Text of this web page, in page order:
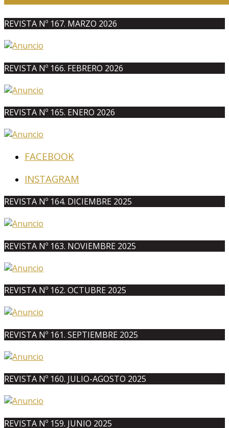
REVISTA Nº 167. MARZO 2026
REVISTA Nº 166. FEBRERO 2026
REVISTA Nº 165. ENERO 2026
FACEBOOK
INSTAGRAM
REVISTA Nº 164. DICIEMBRE 2025
REVISTA Nº 163. NOVIEMBRE 2025
REVISTA Nº 162. OCTUBRE 2025
REVISTA Nº 161. SEPTIEMBRE 2025
REVISTA Nº 160. JULIO-AGOSTO 2025
REVISTA Nº 159. JUNIO 2025